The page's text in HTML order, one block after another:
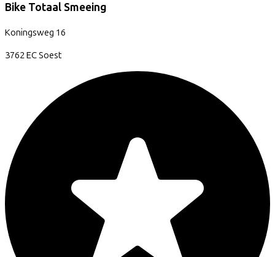
Bike Totaal Smeeing
Koningsweg 16
3762 ECSoest